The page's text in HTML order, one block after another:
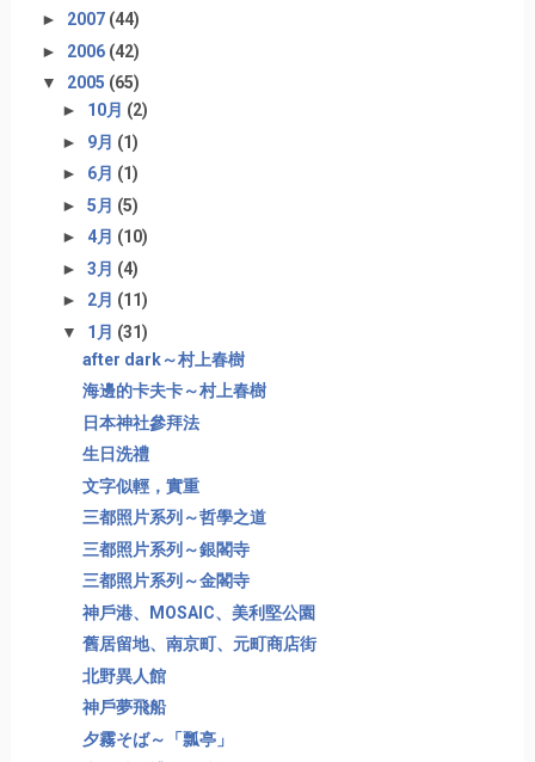
► 2007 (44)
► 2006 (42)
▼ 2005 (65)
► 10月 (2)
► 9月 (1)
► 6月 (1)
► 5月 (5)
► 4月 (10)
► 3月 (4)
► 2月 (11)
▼ 1月 (31)
after dark～村上春樹
海邊的卡夫卡～村上春樹
日本神社參拜法
生日洗禮
文字似輕，實重
三都照片系列～哲學之道
三都照片系列～銀閣寺
三都照片系列～金閣寺
神戶港、MOSAIC、美利堅公園
舊居留地、南京町、元町商店街
北野異人館
神戶夢飛船
夕霧そば～「瓢亭」